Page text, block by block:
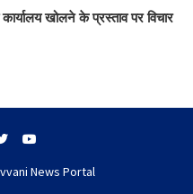
खोलने के प्रस्ताव पर विचार
News Portal